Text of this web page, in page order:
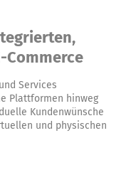
Services
Plattformen hinweg
Kundenwünsche
und physischen